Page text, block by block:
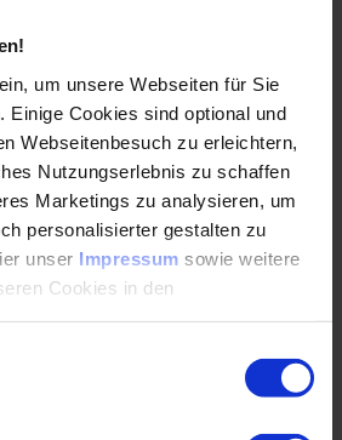
um unsere Webseiten für Sie
Einige Cookies sind optional und
Webseitenbesuch zu erleichtern,
Nutzungserlebnis zu schaffen
Marketings zu analysieren, um
personalisierter gestalten zu
unser Impressum sowie weitere
Cookies in den
Not-Aus-Taste nicht rasch erreichen,
Das in diesem Fall ausländische
Der Fahrer? Da saßen wir mit vier
lang in der Hauptverhandlung und
Das ist die Königsdisziplin der
eines Gefahrgutschadensfalls.
greift der Staat